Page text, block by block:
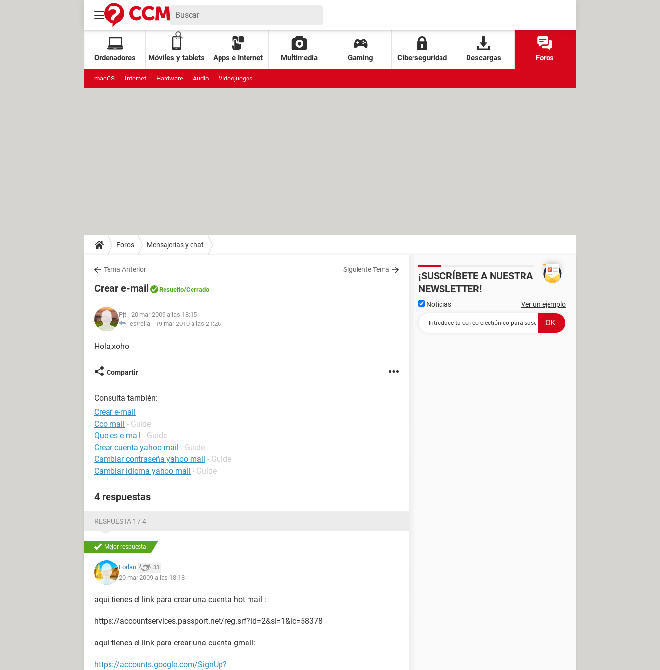
Ordenadores Móviles y tablets Apps e Internet Multimedia Gaming Ciberseguridad Descargas Foros
macOS Internet Hardware Audio Videojuegos
Foros Mensajerías y chat
Tema Anterior Siguiente Tema
Crear e-mail Resuelto/Cerrado
Pjt - 20 mar 2009 a las 18:15
estrella - 19 mar 2010 a las 21:26
Hola,xoho
Compartir
Consulta también:
Crear e-mail
Cco mail - Guide
Que es e mail - Guide
Crear cuenta yahoo mail - Guide
Cambiar contraseña yahoo mail - Guide
Cambiar idioma yahoo mail - Guide
4 respuestas
RESPUESTA 1 / 4
Mejor respuesta
Forlan 33
20 mar 2009 a las 18:18
aqui tienes el link para crear una cuenta hot mail :
https://accountservices.passport.net/reg.srf?id=2&sl=1&lc=58378
aqui tienes el link para crear una cuenta gmail:
https://accounts.google.com/SignUp?
¡SUSCRÍBETE A NUESTRA
NEWSLETTER!
Noticias Ver un ejemplo